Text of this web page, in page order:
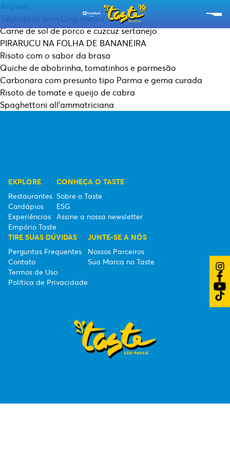
RESTAURANTES
CARDÁPIOS
EXPERIÊNCIAS
EMPÓRIO TASTE
SEBRAE
ASSINE A NOSSA NEWSLETTER
Arquivo
Tagliatelle com Cogumelos
Carne de sol de porco e cuzcuz sertanejo
PIRARUCU NA FOLHA DE BANANEIRA
Risoto com o sabor da brasa
Quiche de abobrinha, tomatinhos e parmesão
Carbonara com presunto tipo Parma e gema curada
Risoto de tomate e queijo de cabra
Spaghettoni all’ammatriciana
EXPLORE
Restaurantes
Cardápios
Experiências
Empório Taste
CONHEÇA O TASTE
Sobre o Taste
ESG
Assine a nossa newsletter
TIRE SUAS DÚVIDAS
Perguntas Frequentes
Contato
Termos de Uso
Política de Privacidade
JUNTE-SE A NÓS
Nossos Parceiros
Sua Marca no Taste